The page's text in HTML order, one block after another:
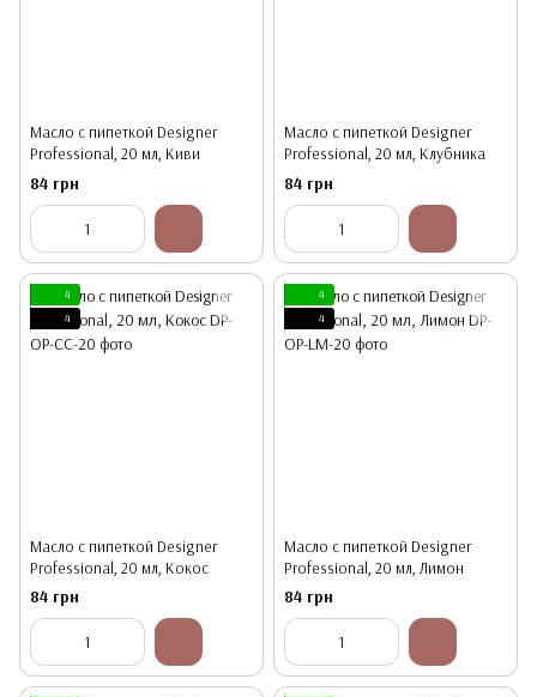
Масло с пипеткой Designer
Professional, 20 мл, Киви
84 грн
Масло с пипеткой Designer
Professional, 20 мл, Клубника
84 грн
4
4
Масло с пипеткой Designer
Professional, 20 мл, Кокос
84 грн
4
4
Масло с пипеткой Designer
Professional, 20 мл, Лимон
84 грн